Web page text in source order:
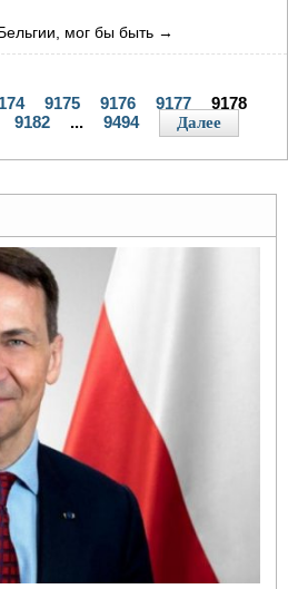
мог бы быть →
9175 9176 9177
9178
9182 ... 9494 Далее